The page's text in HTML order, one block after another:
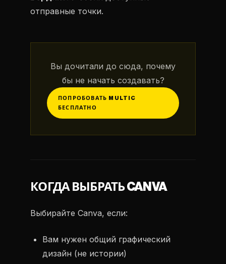
отправные точки.
Вы дочитали до сюда, почему
бы не начать создавать?
ПОПРОБОВАТЬ MULTIC
БЕСПЛАТНО
КОГДА ВЫБРАТЬ CANVA
Выбирайте Canva, если:
Вам нужен общий графический
дизайн (не истории)